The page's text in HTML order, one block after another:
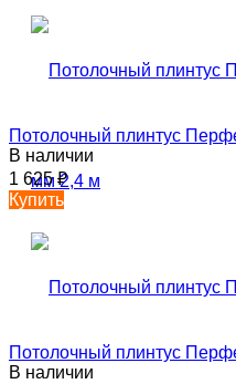
Потолочный плинтус
В наличии
1 625₽
Купить
Потолочный плинтус
В наличии